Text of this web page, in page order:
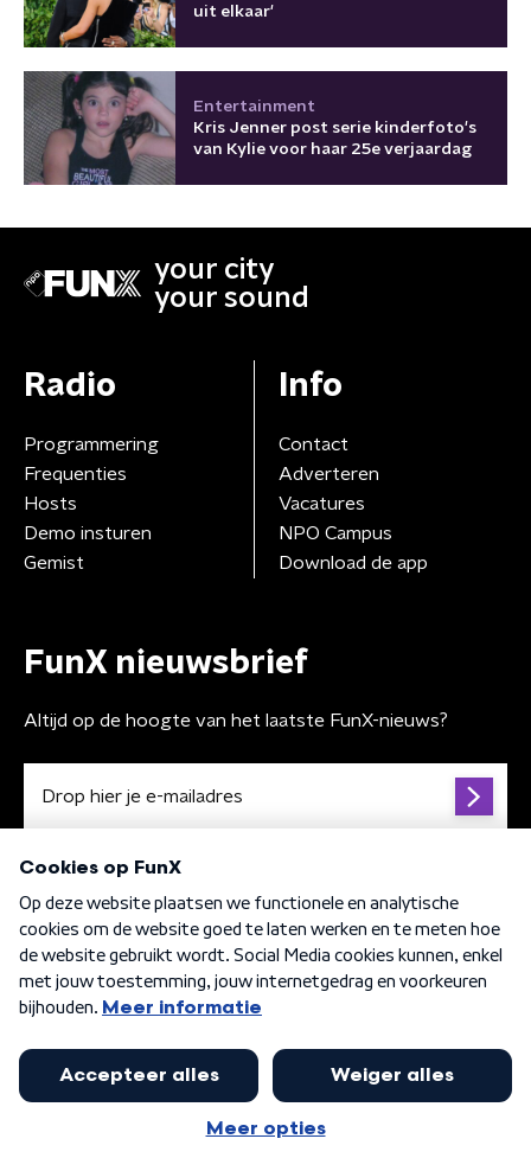
uit elkaar'
Entertainment
Kris Jenner post serie kinderfoto's
van Kylie voor haar 25e verjaardag
your city
your sound
Radio
Programmering
Frequenties
Hosts
Demo insturen
Gemist
Info
Contact
Adverteren
Vacatures
NPO Campus
Download de app
FunX nieuwsbrief
Altijd op de hoogte van het laatste FunX-nieuws?
Algemene voorwaarden Privacybeleid